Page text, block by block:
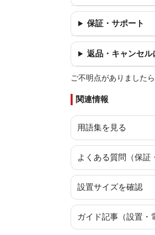
保証・サポート
返品・キャンセル
ご不明点がありました
関連情報
用語集を見る
よくある質問（保証
設置サイズを確認
ガイド記事（設置・